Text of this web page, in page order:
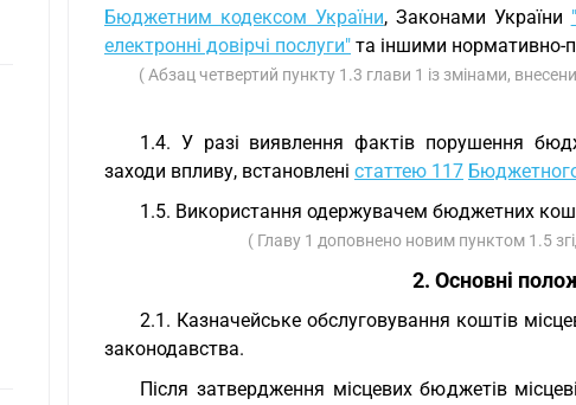
Бюджетним кодексом України, Законами України
електронні довірчі послуги" та іншими нормативно-
( Абзац четвертий пункту 1.3 глави 1 із змінами,
1.4. У разі виявлення фактів порушення
заходи впливу, встановлені статтею 117
1.5. Використання одержувачем бюджетних
( Главу 1 доповнено новим пунктом 1.5
2. Основні
2.1. Казначейське обслуговування коштів
законодавства.
Після затвердження місцевих бюджетів